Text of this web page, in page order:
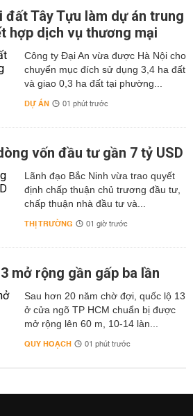
đất Tây Tựu làm dự án trung
hợp dịch vụ thương mại
Công ty Đại An vừa được Hà Nội cho
chuyển mục đích sử dụng 3,4 ha đất
và giao 0,3 ha đất tại phường...
DỰ ÁN 01 phút trước
vốn đầu tư gần 7 tỷ USD
Lãnh đạo Bắc Ninh vừa trao quyết
định chấp thuận chủ trương đầu tư,
chấp thuận nhà đầu tư và...
THỊ TRƯỜNG 01 giờ trước
mở rộng gần gấp ba lần
Sau hơn 20 năm chờ đợi, quốc lộ 13
ở cửa ngõ TP HCM chuẩn bị được
mở rộng lên 60 m, 10-14 làn...
QUY HOẠCH 01 phút trước